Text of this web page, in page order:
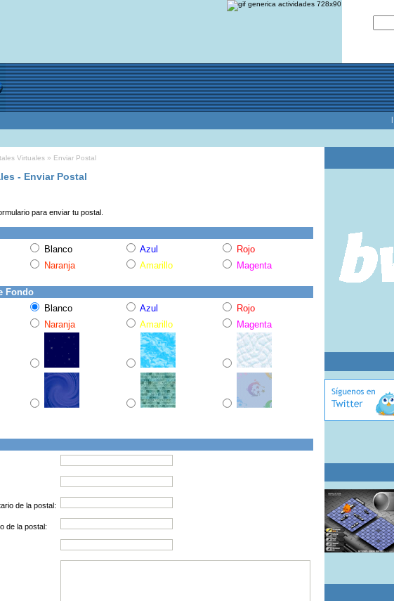
|
Virtuales» Enviar Postal
- Enviar Postal
para enviar tu postal.
Blanco Azul
Rojo
Naranja Amarillo Magenta
Fondo
Blanco Azul
Rojo
Naranja Amarillo Magenta
de la postal:
de la postal: